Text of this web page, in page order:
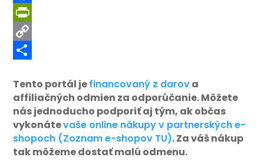
Facebook
PrintFriendly
Copy
Tento portál jefinancovaný z darova
affiliačných odmien za odporúčanie. Môžete
nás jednoducho podporiť aj tým, ak občas
vykonátevaše online nákupy v partnerských e-
shopoch (Zoznam e-shopov TU). Za váš nákup
tak môžeme dostať malú odmenu.